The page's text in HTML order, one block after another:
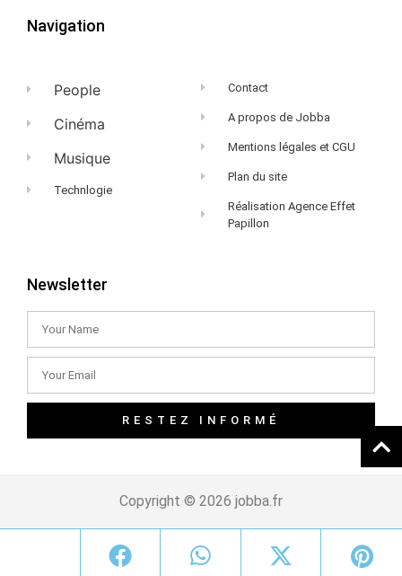
Navigation
People
Cinéma
Musique
Technlogie
Contact
A propos de Jobba
Mentions légales et CGU
Plan du site
Réalisation Agence Effet
Papillon
Newsletter
RESTEZ INFORMÉ
Copyright © 2026 jobba.fr